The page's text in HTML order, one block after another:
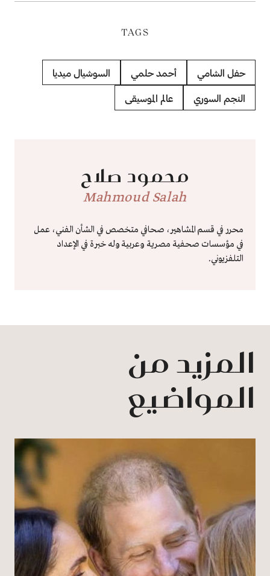
TAGS
حفل الشامي أحمد حلمي السوشيال ميديا
النجم السوري عالم الموسيقى
محمود صلاح
Mahmoud Salah
محرر في قسم المشاهير، صحافي متخصص في الشأن الفني، عمل
في مؤسسات صحفية مصرية وعربية وله خبرة في الإعداد
التلفزيوني.
المزيد من
المواضيع